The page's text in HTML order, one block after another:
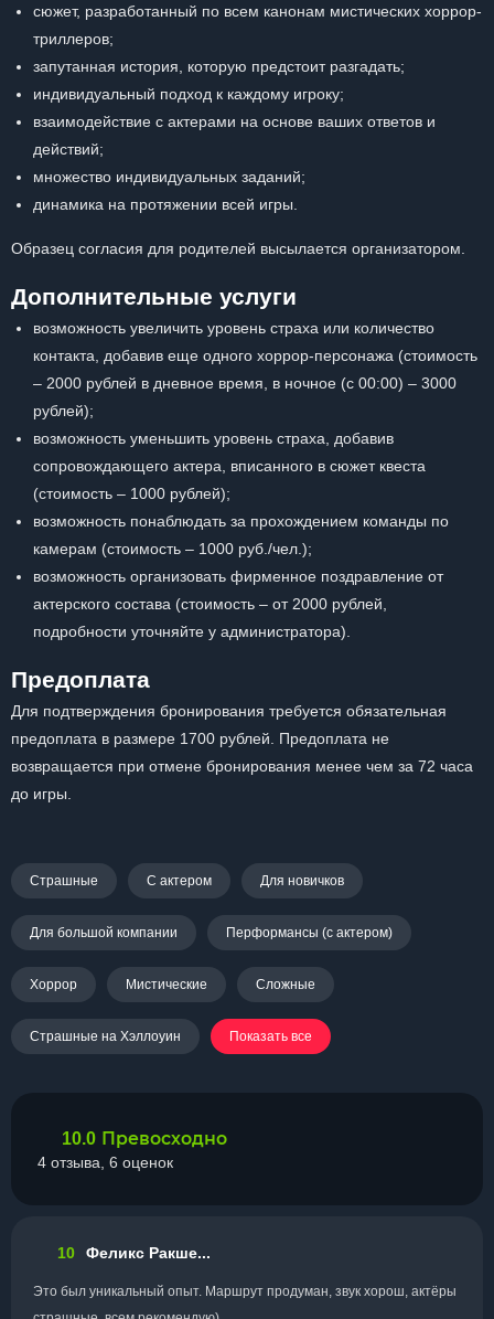
сюжет, разработанный по всем канонам мистических хоррор-
триллеров;
запутанная история, которую предстоит разгадать;
индивидуальный подход к каждому игроку;
взаимодействие с актерами на основе ваших ответов и
действий;
множество индивидуальных заданий;
динамика на протяжении всей игры.
Образец согласия для родителей высылается организатором.
Дополнительные услуги
возможность увеличить уровень страха или количество
контакта, добавив еще одного хоррор-персонажа (стоимость
– 2000 рублей в дневное время, в ночное (с 00:00) – 3000
рублей);
возможность уменьшить уровень страха, добавив
сопровождающего актера, вписанного в сюжет квеста
(стоимость – 1000 рублей);
возможность понаблюдать за прохождением команды по
камерам (стоимость – 1000 руб./чел.);
возможность организовать фирменное поздравление от
актерского состава (стоимость – от 2000 рублей,
подробности уточняйте у администратора).
Предоплата
Для подтверждения бронирования требуется обязательная
предоплата в размере 1700 рублей. Предоплата не
возвращается при отмене бронирования менее чем за 72 часа
до игры.
Страшные С актером Для новичков
Для большой компании Перформансы (с актером)
Хоррор Мистические Сложные
Страшные на Хэллоуин Показать все
10.0 Превосходно
4 отзыва, 6 оценок
10 Феликс Ракше...
Это был уникальный опыт. Маршрут продуман, звук хорош, актёры